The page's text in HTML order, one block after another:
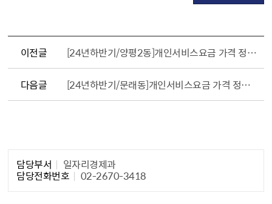
이전글 [24년하반기/양평2동]개인서비스요금 가격 정보 안내
다음글 [24년하반기/문래동]개인서비스요금 가격 정보 안내
담당부서 일자리경제과
담당전화번호 02-2670-3418